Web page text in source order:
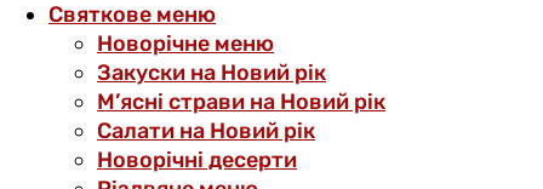
Святкове меню
Новорічне меню
Закуски на Новий рік
М’ясні страви на Новий рік
Салати на Новий рік
Новорічні десерти